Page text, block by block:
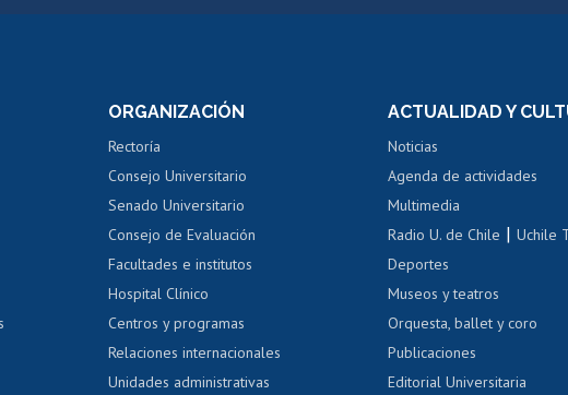
notas
alumnos
exalumnos
Perfeccionamiento
Evaluación docente
Calificación académica
Postulación al AUCAI
Portal de movilidad
Certificado de renta
Certificado de renta
Gestión de correo uchile
Acoso laboral, sexual
ORGANIZACIÓN
Rectoría
Consejo Universitario
Senado Universitario
Consejo de Evaluación
Facultades e institutos
Hospital Clínico
Centros y programas
Relaciones internacionales
Unidades administrativas
ACTUALIDAD Y
Noticias
Agenda de actividades
Multimedia
Radio U. de Chile |Uchile
Deportes
Museos y teatros
Orquesta, ballet y coro
Publicaciones
Editorial Universitaria